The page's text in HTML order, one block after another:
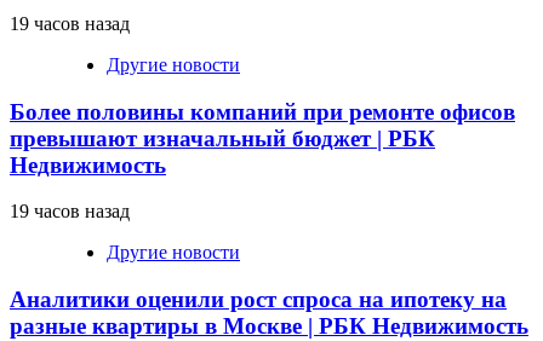
19 часов назад
Другие новости
Более половины компаний при ремонте офисов
превышают изначальный бюджет | РБК
Недвижимость
19 часов назад
Другие новости
Аналитики оценили рост спроса на ипотеку на
разные квартиры в Москве | РБК Недвижимость